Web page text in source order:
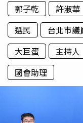
郭子乾 許淑華
選民
台北市議
大巨蛋
主持人
國會助理